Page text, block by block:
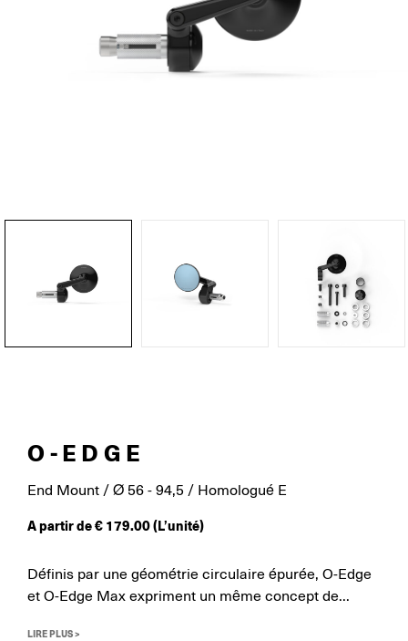
O-EDGE
End Mount / Ø 56 - 94,5 / Homologué E
A partir de€ 179.00(L’unité)
Définis par une géométrie circulaire épurée, O-Edge
et O-Edge Max expriment un même concept de...
LIRE PLUS >